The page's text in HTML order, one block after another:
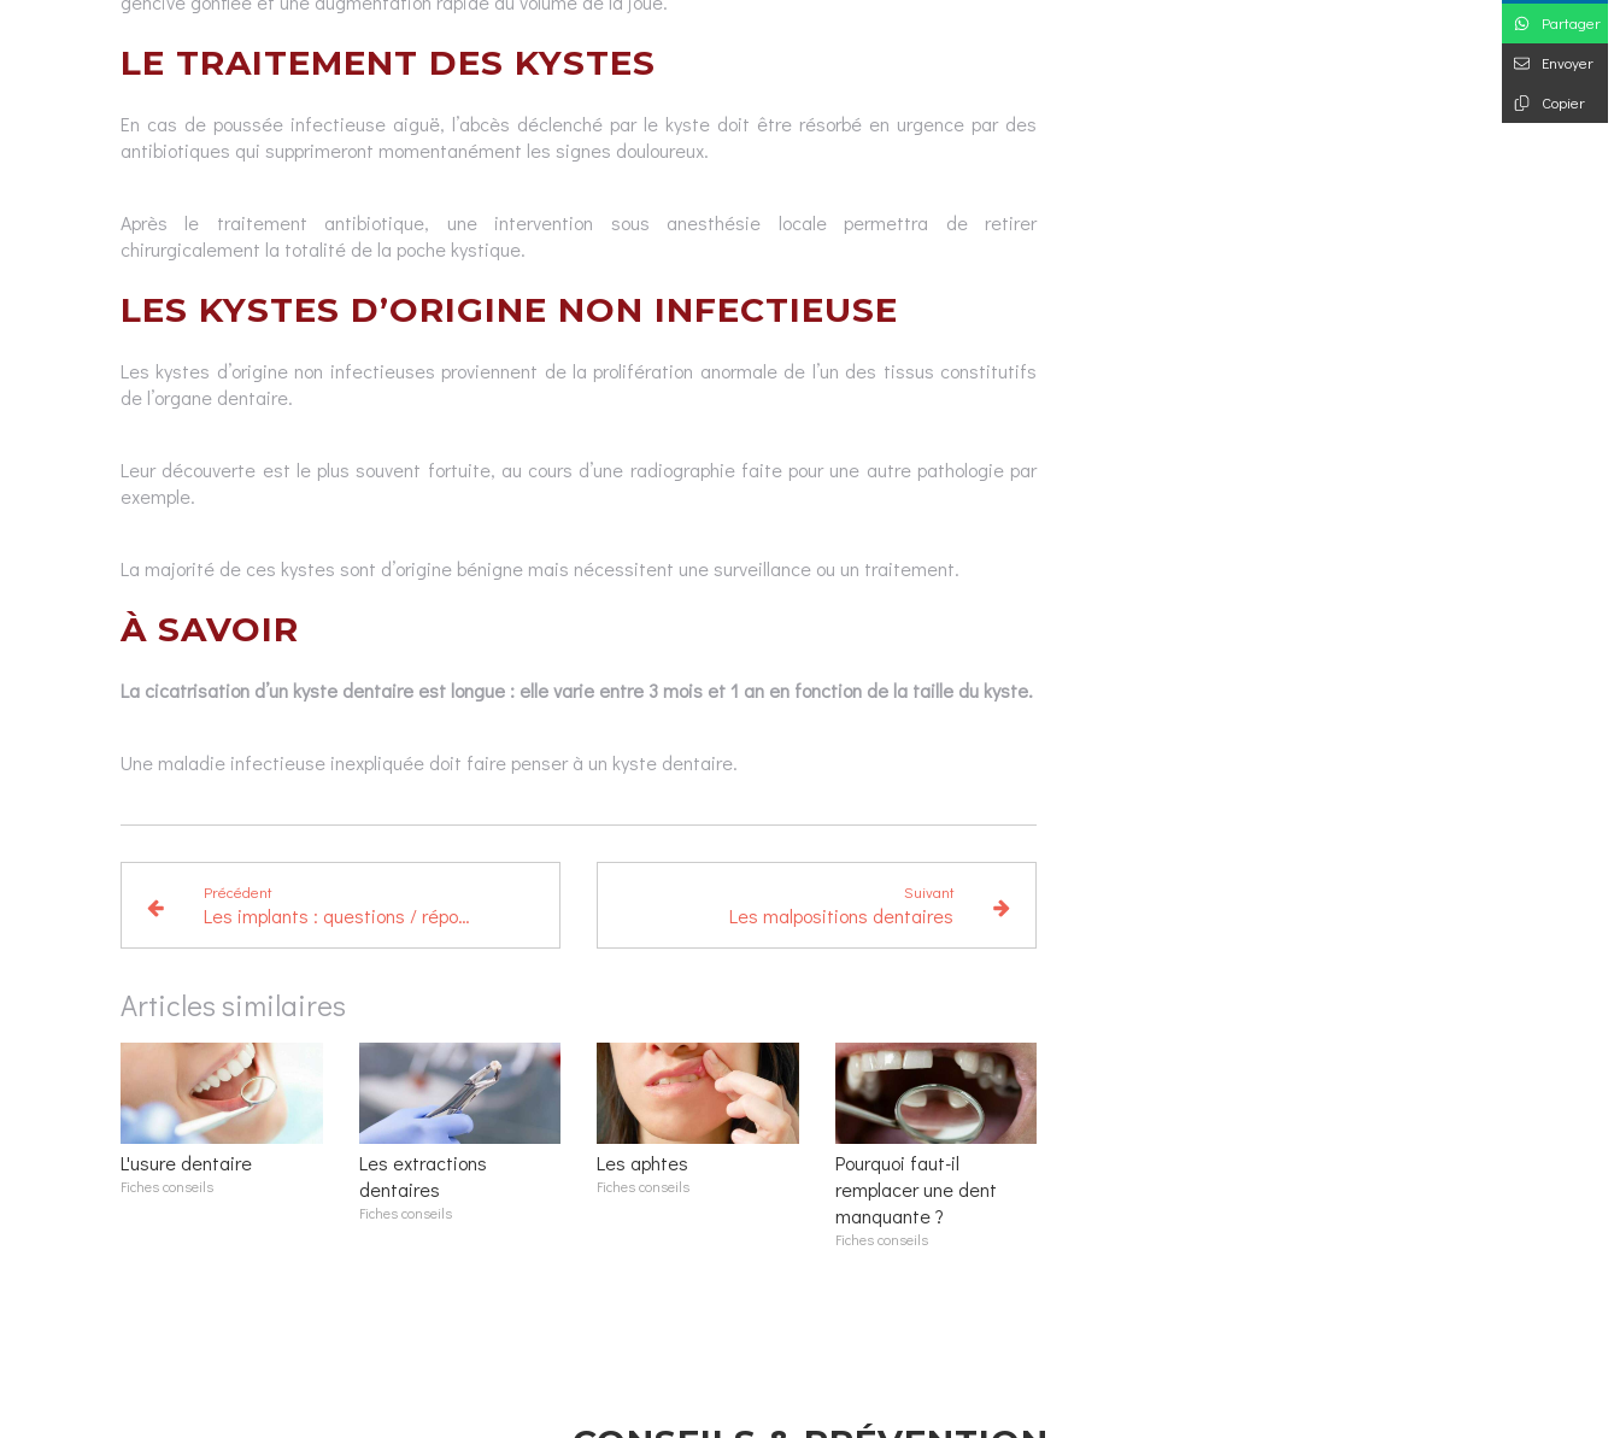
LE TRAITEMENT DES KYSTES
En cas de poussée infectieuse aiguë, l’abcès déclenché par le kyste doit être résorbé en urgence par des
antibiotiques qui supprimeront momentanément les signes douloureux.
Après le traitement antibiotique, une intervention sous anesthésie locale permettra de retirer
chirurgicalement la totalité de la poche kystique.
LES KYSTES D’ORIGINE NON INFECTIEUSE
Les kystes d’origine non infectieuses proviennent de la prolifération anormale de l’un des tissus constitutifs
de l’organe dentaire.
Leur découverte est le plus souvent fortuite, au cours d’une radiographie faite pour une autre pathologie par
exemple.
La majorité de ces kystes sont d’origine bénigne mais nécessitent une surveillance ou un traitement.
À SAVOIR
La cicatrisation d’un kyste dentaire est longue : elle varie entre 3 mois et 1 an en fonction de la taille du kyste.
Une maladie infectieuse inexpliquée doit faire penser à un kyste dentaire.
Précédent
Les implants : questions / réponses
Suivant
Les malpositions dentaires
Articles similaires
L'usure dentaire
Fiches conseils
Les extractions
dentaires
Fiches conseils
Les aphtes
Fiches conseils
Pourquoi faut-il
remplacer une dent
manquante ?
Fiches conseils
Partager
Envoyer
Copier